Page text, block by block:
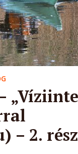
– 2. rész